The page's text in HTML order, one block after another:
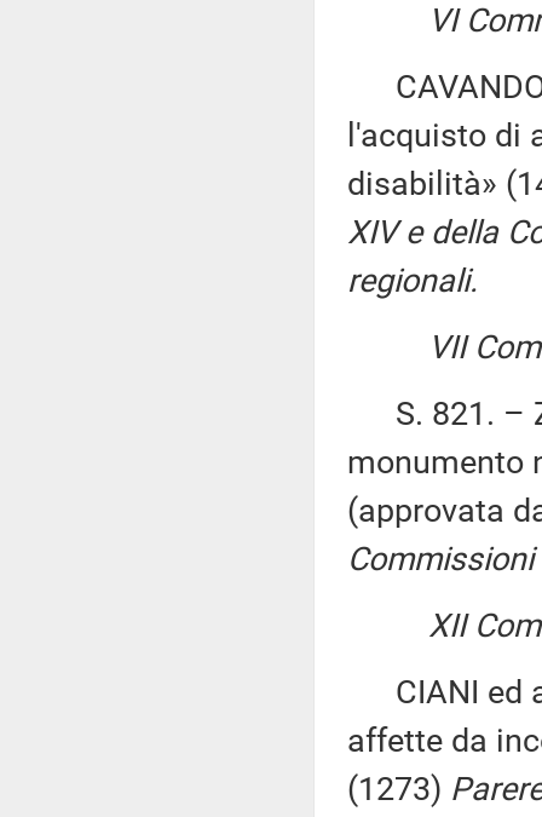
VI
l'acquisto di
disabilità»
XIV e della
regionali.
VII
S. 821. –
monumento
(approvata
Commissioni
XII
CIANI ed
affette da
(1273)